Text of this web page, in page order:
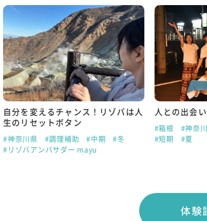
自分を変えるチャンス！リゾバは人
生のリセットボタン
#神奈川県 #調理補助 #中期
#冬
#リゾバアンバサダー mayu
人との出会
#箱根 #神奈
#短期
#夏
体験